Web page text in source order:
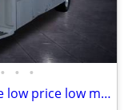
• • •
2013 Ford E-450 Cutaway Motorhome low price low miles